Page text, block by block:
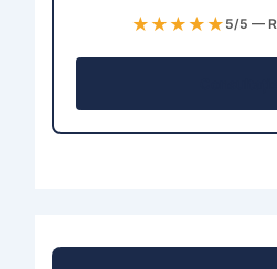
★★★★★ 5/5 —